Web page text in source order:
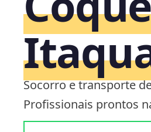
Socorro e transporte
Profissionais prontos